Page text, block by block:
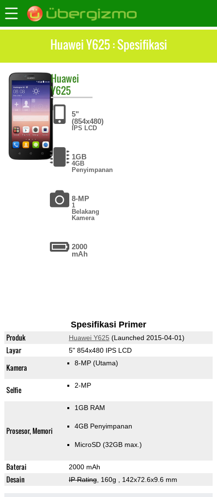
Huawei Y625 : Spesifikasi
Huawei
Y625
5"
(854x480)
IPS LCD
1GB
4GB
Penyimpanan
8-MP
1
Belakang
Kamera
2000
mAh
Spesifikasi Primer
Produk Huawei Y625 (Launched 2015-04-01)
Layar 5" 854x480 IPS LCD
Kamera 8-MP (Utama)
Selfie 2-MP
Prosesor, Memori
1GB RAM
4GB Penyimpanan
MicroSD (32GB max.)
Baterai 2000 mAh
Desain IP Rating, 160g , 142x72.6x9.6 mm